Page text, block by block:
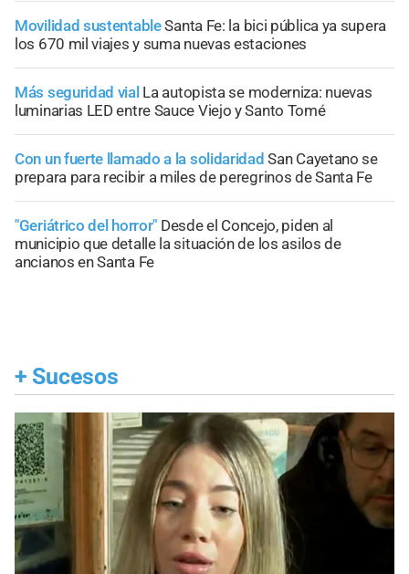
Movilidad sustentableSanta Fe: la bici pública ya supera
los 670 mil viajes y suma nuevas estaciones
Más seguridad vial La autopista se moderniza: nuevas
luminarias LED entre Sauce Viejo y Santo Tomé
Con un fuerte llamado a la solidaridad San Cayetano se
prepara para recibir a miles de peregrinos de Santa Fe
"Geriátrico del horror" Desde el Concejo, piden al
municipio que detalle la situación de los asilos de
ancianos en Santa Fe
+ Sucesos